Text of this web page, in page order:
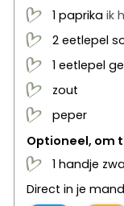
1 paprika ik
2 eetlepel
1 eetlepel
zout
peper
Optioneel, om
1 handje
Direct in je